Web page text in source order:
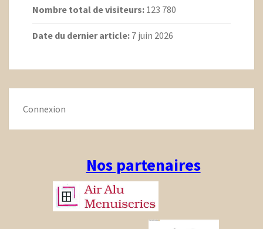
Nombre total de visiteurs: 123 780
Date du dernier article: 7 juin 2026
Connexion
Nos partenaires